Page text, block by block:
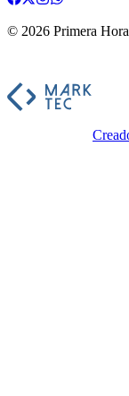
© 2026 Primera Hora